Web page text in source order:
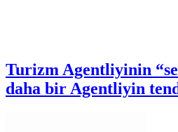
Turizm Agentliyinin
daha bir Agentliyin